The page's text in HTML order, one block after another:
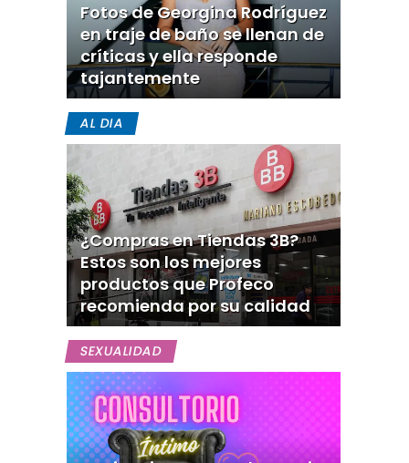
Fotos de Georgina Rodríguez
en traje de baño se llenan de
críticas y ella responde
tajantemente
AL DIA
¿Compras en Tiendas 3B?
Estos son los mejores
productos que Profeco
recomienda por su calidad
SEXUALIDAD